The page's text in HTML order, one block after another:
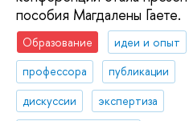
пособия Магдалены Гаете.
Образование
идеи и опыт
профессора
публикации
дискуссии
экспертиза